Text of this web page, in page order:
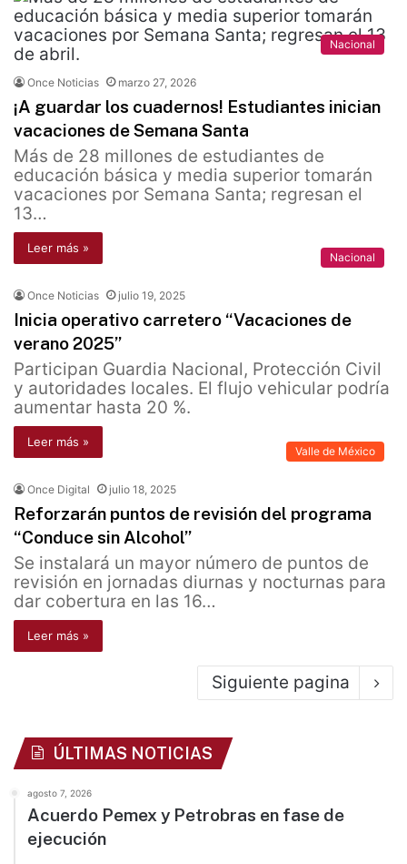
Nacional
Once Noticias marzo 27, 2026
¡A guardar los cuadernos! Estudiantes inician
vacaciones de Semana Santa
Más de 28 millones de estudiantes de
educación básica y media superior tomarán
vacaciones por Semana Santa; regresan el
13…
Leer más »
Nacional
Once Noticias julio 19, 2025
Inicia operativo carretero “Vacaciones de
verano 2025”
Participan Guardia Nacional, Protección Civil
y autoridades locales. El flujo vehicular podría
aumentar hasta 20 %.
Leer más »
Valle de México
Once Digital julio 18, 2025
Reforzarán puntos de revisión del programa
“Conduce sin Alcohol”
Se instalará un mayor número de puntos de
revisión en jornadas diurnas y nocturnas para
dar cobertura en las 16…
Leer más »
Siguiente pagina
ÚLTIMAS NOTICIAS
agosto 7, 2026
Acuerdo Pemex y Petrobras en fase de
ejecución